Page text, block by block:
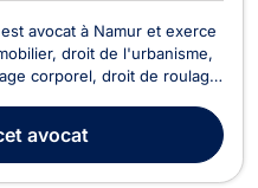
avocat à Namur et exerce
droit de l'urbanisme,
corporel, droit de roulage
de livraison, malfaçons ou
avocat